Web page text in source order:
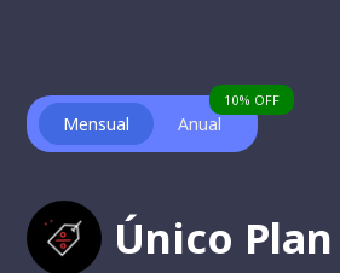
Mensual
10% OFF
Anual
Único Plan